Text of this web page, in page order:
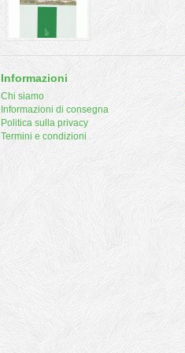
Informazioni
Chi siamo
Informazioni di consegna
Politica sulla privacy
Termini e condizioni